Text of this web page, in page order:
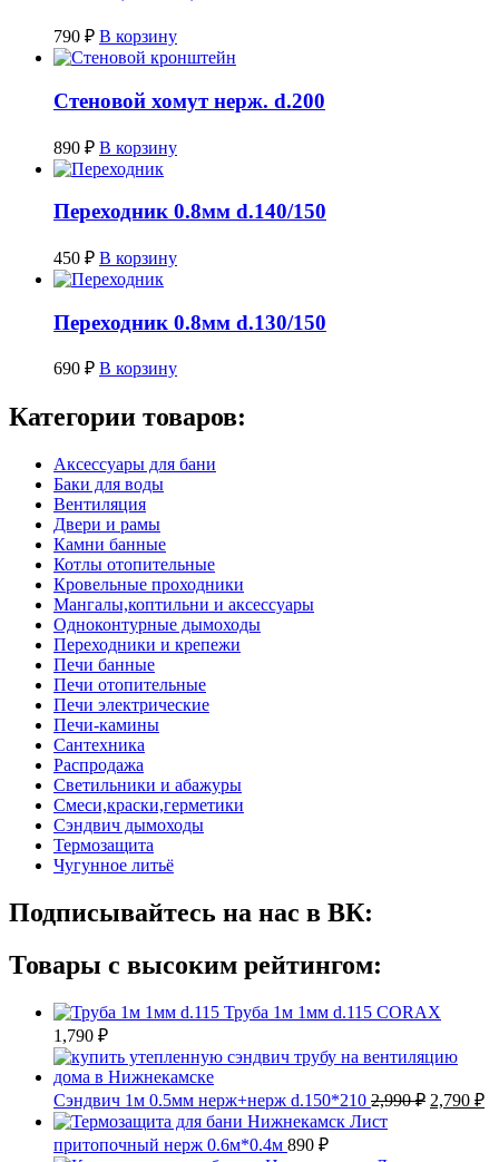
790 ₽ В корзину
Стеновой хомут нерж. d.200
890 ₽ В корзину
Переходник 0.8мм d.140/150
450 ₽ В корзину
Переходник 0.8мм d.130/150
690 ₽ В корзину
Категории товаров:
Аксессуары для бани
Баки для воды
Вентиляция
Двери и рамы
Камни банные
Котлы отопительные
Кровельные проходники
Мангалы,коптильни и аксессуары
Одноконтурные дымоходы
Переходники и крепежи
Печи банные
Печи отопительные
Печи электрические
Печи-камины
Сантехника
Распродажа
Светильники и абажуры
Смеси,краски,герметики
Сэндвич дымоходы
Термозащита
Чугунное литьё
Подписывайтесь на нас в ВК:
Товары с высоким рейтингом:
Труба 1м 1мм d.115 CORAX
1,790 ₽
Сэндвич 1м 0.5мм нерж+нерж d.150*210 2,990₽ 2,790 ₽
Лист
притопочный нерж 0.6м*0.4м 890 ₽